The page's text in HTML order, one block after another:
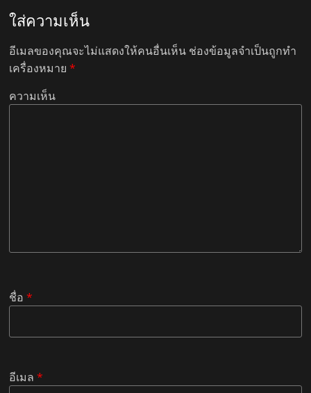
ใส่ความเห็น
อีเมลของคุณจะไม่แสดงให้คนอื่นเห็น ช่องข้อมูลจำเป็นถูกทำ
เครื่องหมาย*
ความเห็น
ชื่อ*
อีเมล*